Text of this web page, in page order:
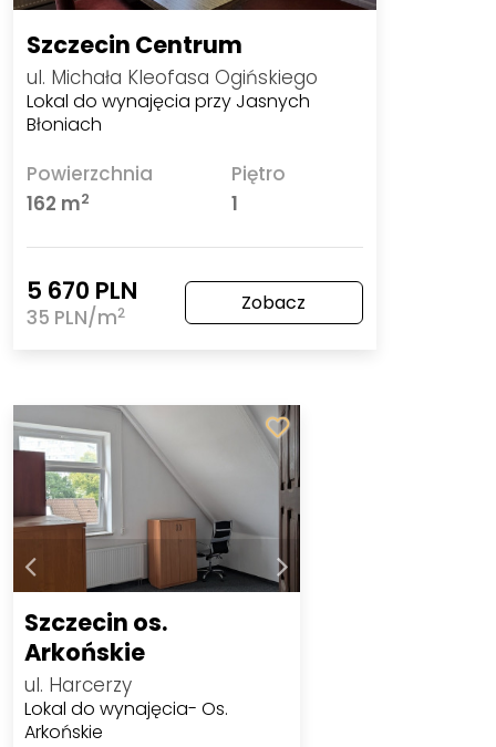
Szczecin Centrum
ul. Michała Kleofasa Ogińskiego
Lokal do wynajęcia przy Jasnych
Błoniach
Powierzchnia
162 m2
Piętro
1
5 670 PLN
35 PLN/m2 Zobacz
Szczecin os.
Arkońskie
ul. Harcerzy
Lokal do wynajęcia- Os.
Arkońskie